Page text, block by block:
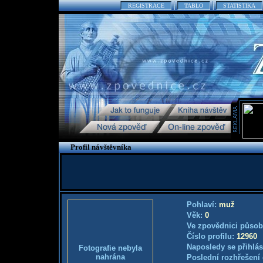
REGISTRACE TABLO STATISTIKA
Profil návštěvníka
Fotografie nebyla
nahrána
Pohlaví: muž
Věk: 0
Ve zpovědnici
Číslo profilu: 12960
Naposledy se
Poslední